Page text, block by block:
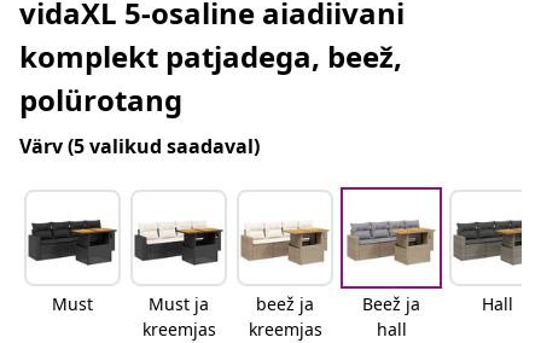
vidaXL 5-osaline aiadiivani
komplekt patjadega, beež,
polürotang
Värv(5 valikud saadaval)
Must
Must ja
kreemjas
beež ja
kreemjas
Beež ja
hall
Hall